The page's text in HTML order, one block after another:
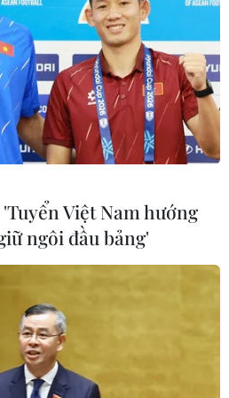
tra chống bán phá
nghiệp
Việt Nam hướng
ngôi đầu bảng'